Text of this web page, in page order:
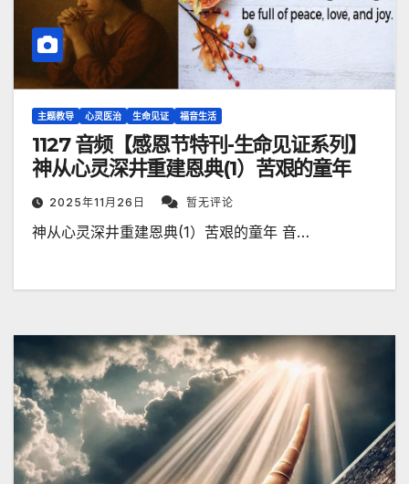
主题教导 心灵医治 生命见证 福音生活
1127 音频【感恩节特刊-生命见证系列】
神从心灵深井重建恩典(1）苦艰的童年
2025年11月26日 暂无评论
神从心灵深井重建恩典(1）苦艰的童年 音…